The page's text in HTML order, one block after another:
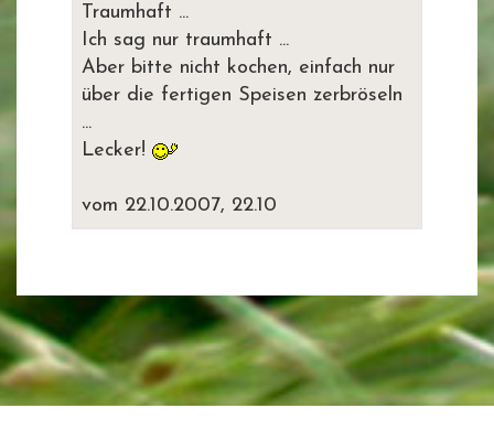
Traumhaft ...
Ich sag nur traumhaft ...
Aber bitte nicht kochen, einfach nur
über die fertigen Speisen zerbröseln
...
Lecker!
vom 22.10.2007, 22.10